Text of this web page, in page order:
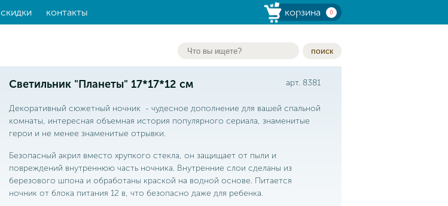
скидки контакты корзина 0
поиск
Светильник "Планеты" 17*17*12 см арт. 8381
Декоративный сюжетный ночник - чудесное дополнение для вашей спальной
комнаты, интересная объемная история популярного сериала, знаменитые
герои и не менее знаменитые отрывки.
Безопасный акрил вместо хрупкого стекла, он защищает от пыли и
повреждений внутреннюю часть ночника. Внутренние слои сделаны из
березового шпона и обработаны краской на водной основе. Питается
ночник от блока питания 12 в, что безопасно даже для ребенка.